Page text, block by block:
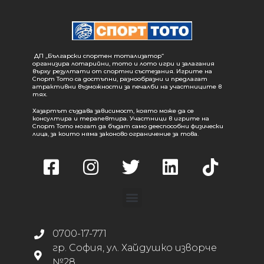
ДП „Български спортен тотализатор“
организира лотарийни, тото и лото игри и залагания
върху резултати от спортни състезания. Игрите на
Спорт Тото са достъпни, разнообразни и предлагат
атрактивни възможности за печалби на участниците в
тях.
Хазартът създава зависимост, която може да се
консултира и терапевтира. Участници в игрите на
Спорт Тото могат да бъдат само дееспособни физически
лица, за които няма законово ограничение за това.
0700-17-771
гр. София, ул. Хайдушко изворче